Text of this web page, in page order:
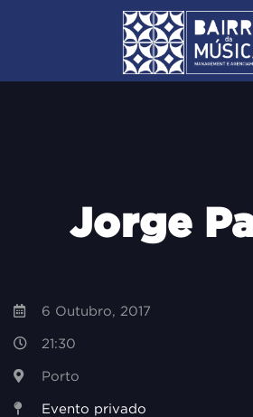
Jorge
6 Outubro, 2017
21:30
Porto
Evento privado